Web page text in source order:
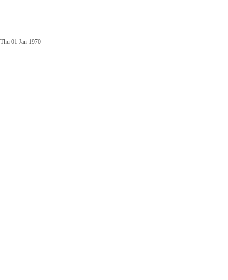
Thu 01 Jan 1970